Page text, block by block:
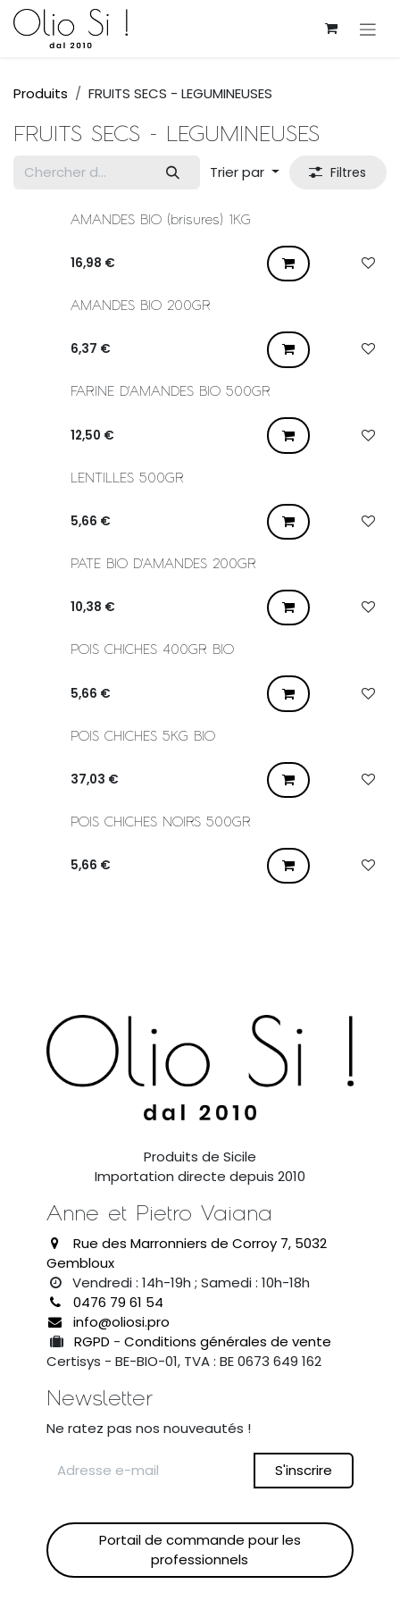
Se rendre au contenu
Produits FRUITS SECS - LEGUMINEUSES
FRUITS SECS - LEGUMINEUSES
Trier par Filtres
AMANDES BIO (brisures) 1KG
16,98 €
AMANDES BIO 200GR
6,37 €
FARINE D'AMANDES BIO 500GR
12,50 €
LENTILLES 500GR
5,66 €
PATE BIO D'AMANDES 200GR
10,38 €
POIS CHICHES 400GR BIO
5,66 €
POIS CHICHES 5KG BIO
37,03 €
POIS CHICHES NOIRS 500GR
5,66 €
Produits de Sicile
Importation directe depuis 2010
Anne et Pietro Vaiana
Rue des Marronniers de Corroy 7, 5032
Gembloux
Vendredi : 14h-19h ; Samedi : 10h-18h
0476 79 61 54
info@oliosi.pro
RGPD -Conditions générales de vente
Certisys - BE-BIO-01, TVA : BE 0673 649 162
Newsletter
Ne ratez pas nos nouveautés !
S'inscrire
Portail de commande pour les
professionnels